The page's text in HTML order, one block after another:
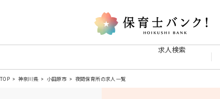
求人検索
TOP 神奈川県 小田原市 夜間保育所の求人一覧